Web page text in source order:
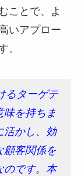
ことで、よ
いアプロー
。
るターゲテ
味を持ちま
活かし、効
顧客関係を
のです。本